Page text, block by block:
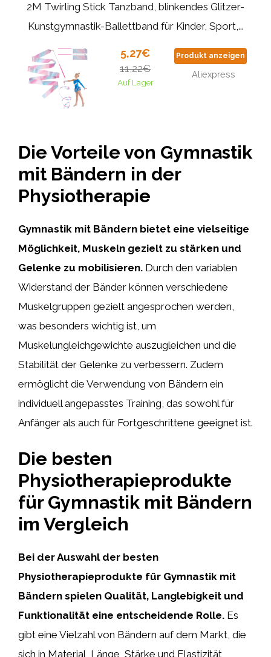
2M Twirling Stick Tanzband, blinkendes Glitzer-
Kunstgymnastik-Ballettband für Kinder, Sport,...
5,27€
11,22€
Auf Lager
Produkt anzeigen
Aliexpress
Die Vorteile von Gymnastik
mit Bändern in der
Physiotherapie
Gymnastik mit Bändern bietet eine vielseitige
Möglichkeit, Muskeln gezielt zu stärken und
Gelenke zu mobilisieren. Durch den variablen
Widerstand der Bänder können verschiedene
Muskelgruppen gezielt angesprochen werden,
was besonders wichtig ist, um
Muskelungleichgewichte auszugleichen und die
Stabilität der Gelenke zu verbessern. Zudem
ermöglicht die Verwendung von Bändern ein
individuell angepasstes Training, das sowohl für
Anfänger als auch für Fortgeschrittene geeignet ist.
Die besten
Physiotherapieprodukte
für Gymnastik mit Bändern
im Vergleich
Bei der Auswahl der besten
Physiotherapieprodukte für Gymnastik mit
Bändern spielen Qualität, Langlebigkeit und
Funktionalität eine entscheidende Rolle. Es
gibt eine Vielzahl von Bändern auf dem Markt, die
sich in Material, Länge, Stärke und Elastizität